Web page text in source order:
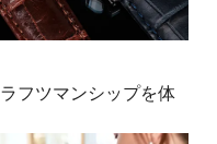
フツマンシップを体